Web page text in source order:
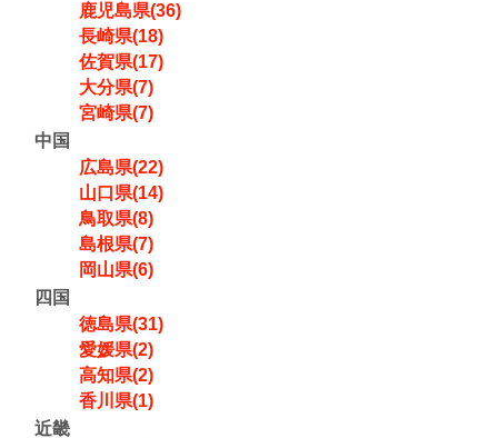
鹿児島県(36)
長崎県(18)
佐賀県(17)
大分県(7)
宮崎県(7)
中国
広島県(22)
山口県(14)
鳥取県(8)
島根県(7)
岡山県(6)
四国
徳島県(31)
愛媛県(2)
高知県(2)
香川県(1)
近畿